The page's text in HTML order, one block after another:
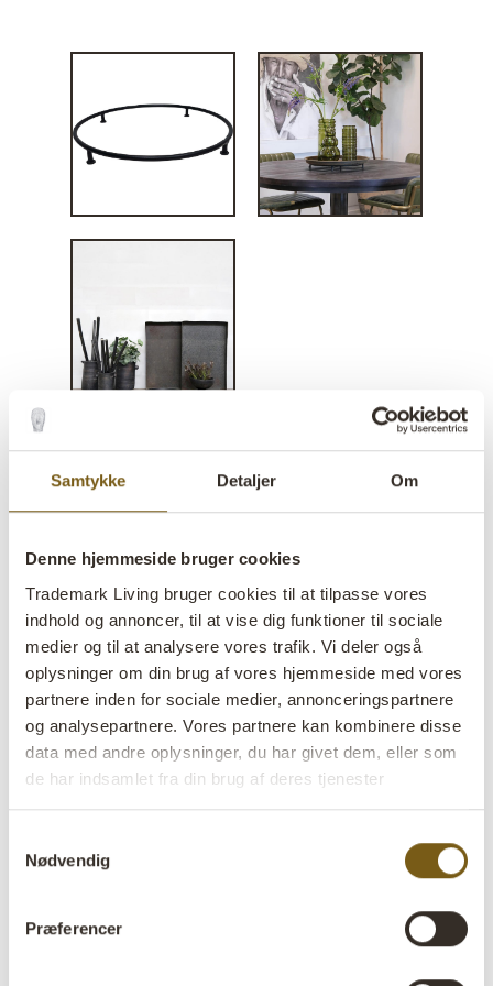
Samtykke Detaljer Om
Denne hjemmeside bruger cookies
Trademark Living bruger cookies til at tilpasse vores
indhold og annoncer, til at vise dig funktioner til sociale
medier og til at analysere vores trafik. Vi deler også
oplysninger om din brug af vores hjemmeside med vores
partnere inden for sociale medier, annonceringspartnere
og analysepartnere. Vores partnere kan kombinere disse
data med andre oplysninger, du har givet dem, eller som
de har indsamlet fra din brug af deres tjenester
Nødvendig
Præferencer
Jernring med fødder - Ø40
Varenr: D16542
Colli: 5 Stk
Farve: Jern
VIGTIGT hvert produkt er unik i farve og finish
Størrelse: H:4 cmxW:40 cmxD:40 cm
Mere info +
Find forhandler
Produktbeskrivelse